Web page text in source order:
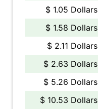
$ 1.05 Dollars
$ 1.58 Dollars
$ 2.11 Dollars
$ 2.63 Dollars
$ 5.26 Dollars
$ 10.53 Dollars